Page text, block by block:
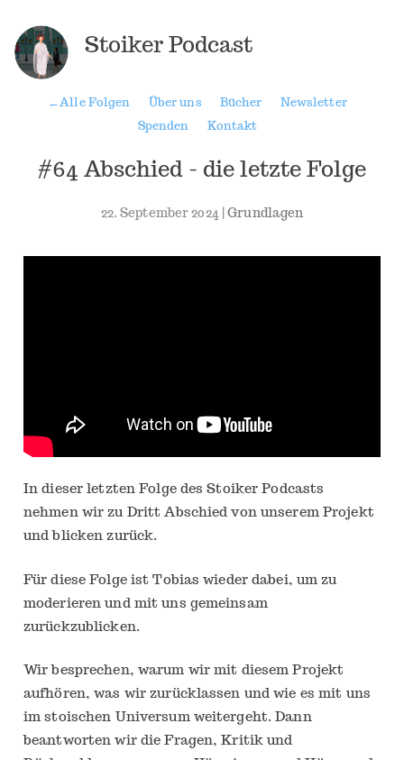
Stoiker Podcast
←Alle Folgen Über uns Bücher
Newsletter
Spenden
Kontakt
#64 Abschied - die letzte Folge
22. September 2024 |Grundlagen
In dieser letzten Folge des Stoiker Podcasts
nehmen wir zu Dritt Abschied von unserem Projekt
und blicken zurück.
Für diese Folge ist Tobias wieder dabei, um zu
moderieren und mit uns gemeinsam
zurückzublicken.
Wir besprechen, warum wir mit diesem Projekt
aufhören, was wir zurücklassen und wie es mit uns
im stoischen Universum weitergeht. Dann
beantworten wir die Fragen, Kritik und